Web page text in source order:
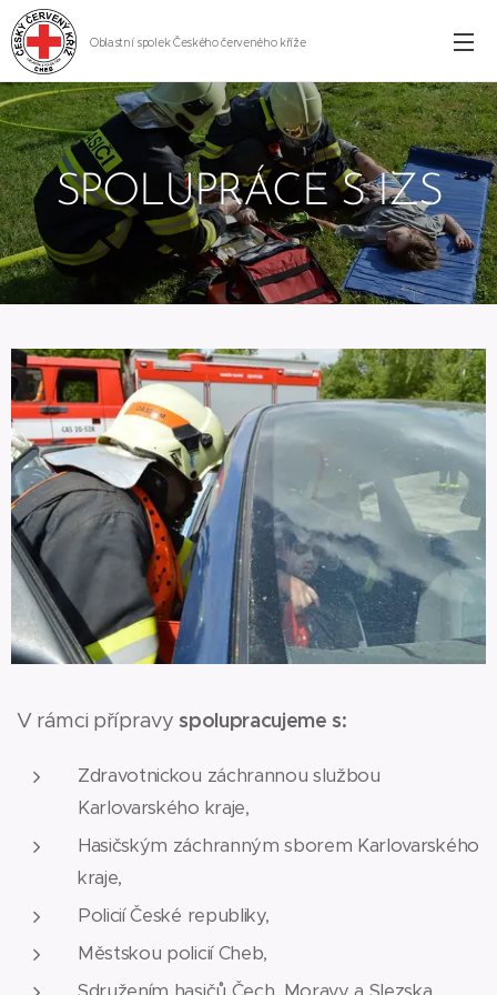
Oblastní spolek Českého červeného kříže
SPOLUPRÁCE S IZS
V rámci přípravyspolupracujeme s:
Zdravotnickou záchrannou službou
Karlovarského kraje,
Hasičským záchranným sborem Karlovarského
kraje,
Policií České republiky,
Městskou policií Cheb,